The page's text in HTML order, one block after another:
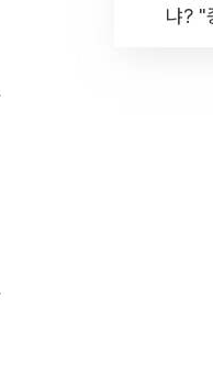
냐? "